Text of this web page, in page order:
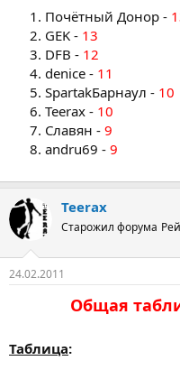
Почётный Донор -
GEK - 13
DFB - 12
denice - 11
SpartakБарнаул - 10
Teerax - 10
Славян - 9
andru69 - 9
Teerax
Старожил форума
24.02.2011
Общая
Таблица: